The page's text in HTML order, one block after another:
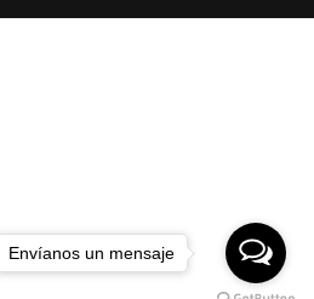
Envíanos un mensaje